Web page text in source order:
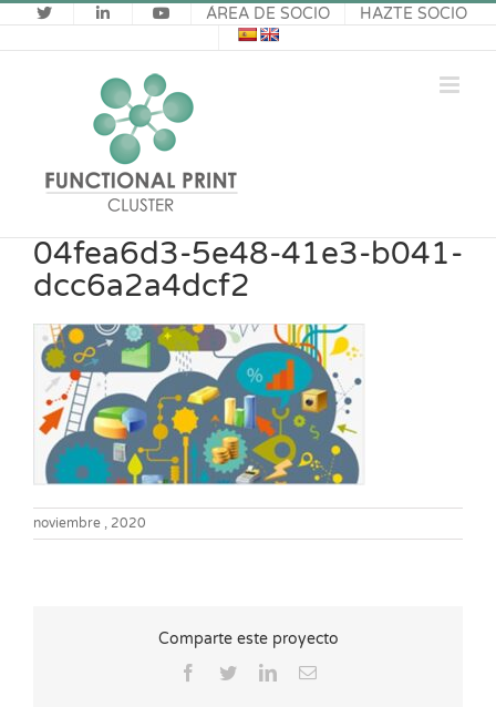
Saltar
al
contenido
ÁREA DE SOCIO HAZTE SOCIO
04fea6d3-5e48-41e3-b041-
dcc6a2a4dcf2
noviembre , 2020
Comparte este proyecto
Facebook
TwitterLinkedInCorreo